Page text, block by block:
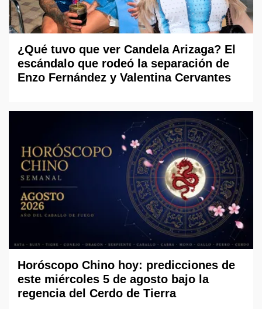
¿Qué tuvo que ver Candela Arizaga? El
escándalo que rodeó la separación de
Enzo Fernández y Valentina Cervantes
Horóscopo Chino hoy: predicciones de
este miércoles 5 de agosto bajo la
regencia del Cerdo de Tierra